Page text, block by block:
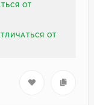
ОТ
ОТ